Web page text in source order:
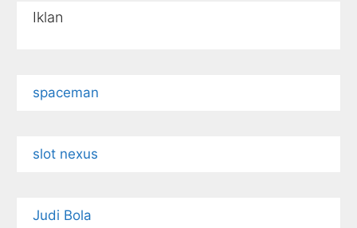
Iklan
spaceman
slot nexus
Judi Bola